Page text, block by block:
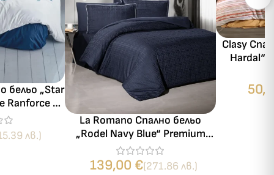
бельо „Star
Ranforce –
– за
лв.)
La Romano Спално бельо
„Rodel Navy Blue“ Premium
Satin – 100% памук – 300 TC
– 6 части – за спалня
139,00 €(271.86 лв.)
Clasy
Hardal“